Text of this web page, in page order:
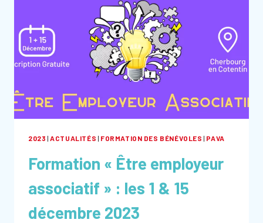
2023 | ACTUALITÉS | FORMATION DES BÉNÉVOLES | PAVA
Formation « Être employeur
associatif » : les 1 & 15
décembre 2023